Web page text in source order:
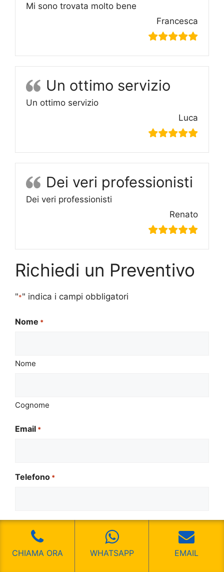
Mi sono trovata molto bene
Francesca
Un ottimo servizio
Un ottimo servizio
Luca
Dei veri professionisti
Dei veri professionisti
Renato
Richiedi un Preventivo
"*" indica i campi obbligatori
Nome *
Nome
Cognome
Email *
Telefono *
Il tuo messaggio
CHIAMA ORA WHATSAPP EMAIL